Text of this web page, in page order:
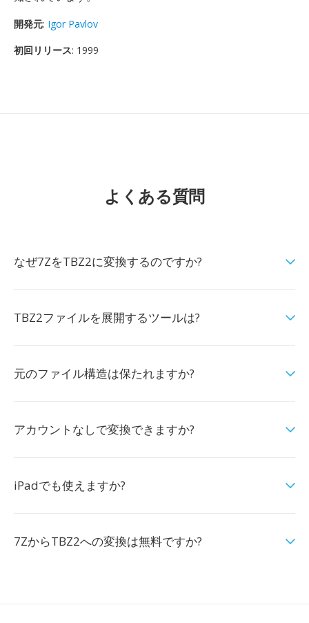
開発元: Igor Pavlov
初回リリース: 1999
よくある質問
なぜ7ZをTBZ2に変換するのですか?
TBZ2ファイルを展開するツールは?
元のファイル構造は保たれますか?
アカウントなしで変換できますか?
iPadでも使えますか?
7ZからTBZ2への変換は無料ですか?